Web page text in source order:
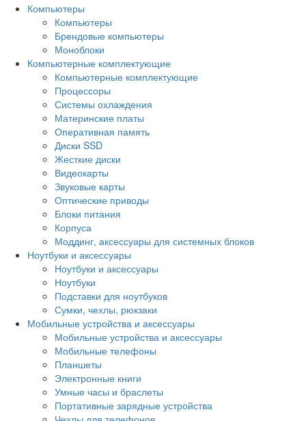
Компьютеры
Компьютеры
Брендовые компьютеры
Моноблоки
Компьютерные комплектующие
Компьютерные комплектующие
Процессоры
Системы охлаждения
Материнские платы
Оперативная память
Диски SSD
Жесткие диски
Видеокарты
Звуковые карты
Оптические приводы
Блоки питания
Корпуса
Моддинг, аксессуары для системных блоков
Ноутбуки и аксессуары
Ноутбуки и аксессуары
Ноутбуки
Подставки для ноутбуков
Сумки, чехлы, рюкзаки
Мобильные устройства и аксессуары
Мобильные устройства и аксессуары
Мобильные телефоны
Планшеты
Электронные книги
Умные часы и браслеты
Портативные зарядные устройства